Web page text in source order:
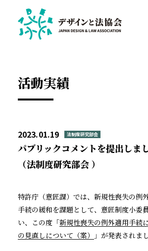
デザインと法協会に
活動実績
コラム
活動実績
2023.01.19 法制度研究部会
パブリックコメントを提出しま
（法制度研究部会 ）
特許庁（意匠課）では、新規性喪失の例
手続の緩和を課題として、意匠制度小委
い、この度「新規性喪失の例外適用手続
の見直しについて（案）
」が発表されま